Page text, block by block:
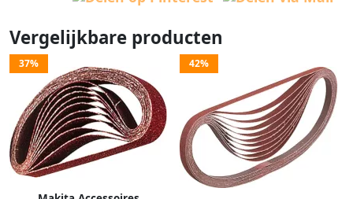
Vergelijkbare producten
37% 42%